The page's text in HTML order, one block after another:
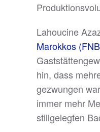
Lahoucine
Marokkos
hin, dass
gezwungen
immer mehr
stillgelegten